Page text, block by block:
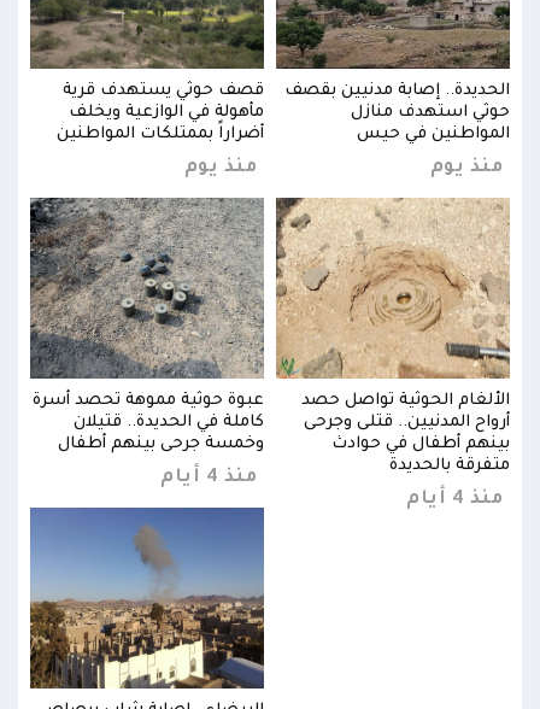
الحديدة.. إصابة مدنيين بقصف
حوثي استهدف منازل
المواطنين في حيس
منذ يوم
قصف حوثي يستهدف قرية
مأهولة في الوازعية ويخلف
أضراراً بممتلكات المواطنين
منذ يوم
الألغام الحوثية تواصل حصد
أرواح المدنيين.. قتلى وجرحى
بينهم أطفال في حوادث
متفرقة بالحديدة
منذ 4 أيام
عبوة حوثية مموهة تحصد أسرة
كاملة في الحديدة.. قتيلان
وخمسة جرحى بينهم أطفال
منذ 4 أيام